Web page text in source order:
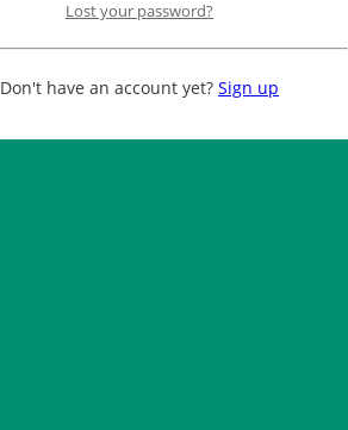
Lost your password?
Don't have an account yet? Sign up